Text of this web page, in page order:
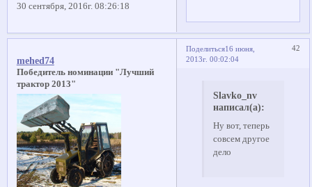
30 сентября, 2016г. 08:26:18
Поделиться 42
16 июня,
2013г. 00:02:04
mehed74
Победитель номинации "Лучший
трактор 2013"
Slavko_nv
написал(а):
Ну вот, теперь
совсем другое
дело